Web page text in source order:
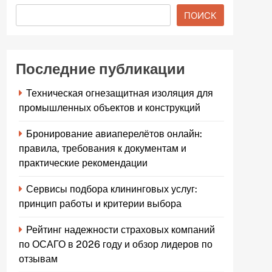
ПОИСК
Последние публикации
Техническая огнезащитная изоляция для
промышленных объектов и конструкций
Бронирование авиаперелётов онлайн:
правила, требования к документам и
практические рекомендации
Сервисы подбора клининговых услуг:
принцип работы и критерии выбора
Рейтинг надежности страховых компаний
по ОСАГО в 2026 году и обзор лидеров по
отзывам